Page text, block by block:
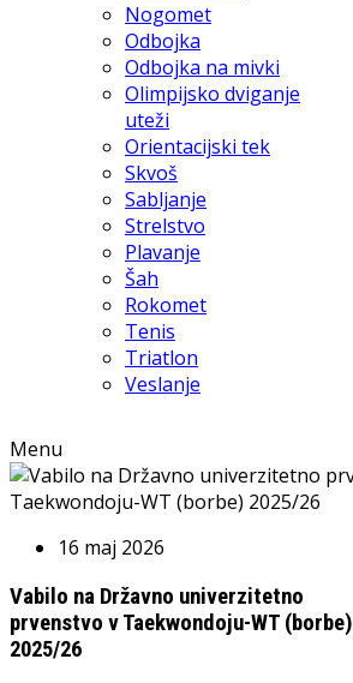
Nogomet
Odbojka
Odbojka na mivki
Olimpijsko dviganje
uteži
Orientacijski tek
Skvoš
Sabljanje
Strelstvo
Plavanje
Šah
Rokomet
Tenis
Triatlon
Veslanje
Menu
16 maj 2026
Vabilo na Državno univerzitetno
prvenstvo v Taekwondoju-WT (borbe)
2025/26